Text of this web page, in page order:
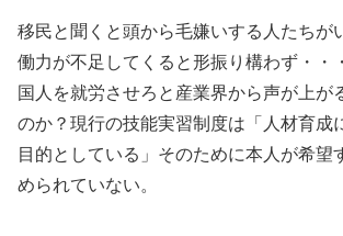
移民と聞くと頭から毛嫌いする人たちが
働力が不足してくると形振り構わず・・
国人を就労させろと産業界から声が上が
のか？現行の技能実習制度は「人材育成
目的としている」そのために本人が希望
められていない。